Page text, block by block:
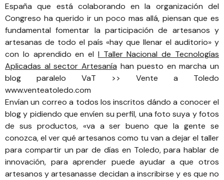
Españaque está colaborando en la organización del
Congreso ha querido ir un poco mas allá, piensan que es
fundamental fomentar la participación de artesanos y
artesanas de todo el país «hay que llenar el auditorio» y
con lo aprendido en el I Taller Nacional de Tecnologías
Aplicadas al sector Artesanía han puesto en marcha un
blog paralelo VaT >> Vente a Toledo
www.venteatoledo.com
Envían un correo a todos los inscritos dándo a conocer el
blog y pidiendo que envíen su perfil, una foto suya y fotos
de sus productos, «va a ser bueno que la gente se
conozca, el ver qué artesanos como tu van a dejar el taller
para compartir un par de días en Toledo, para hablar de
innovación, para aprender puede ayudar a que otros
artesanos y artesanasse decidan a inscribirse y es que no